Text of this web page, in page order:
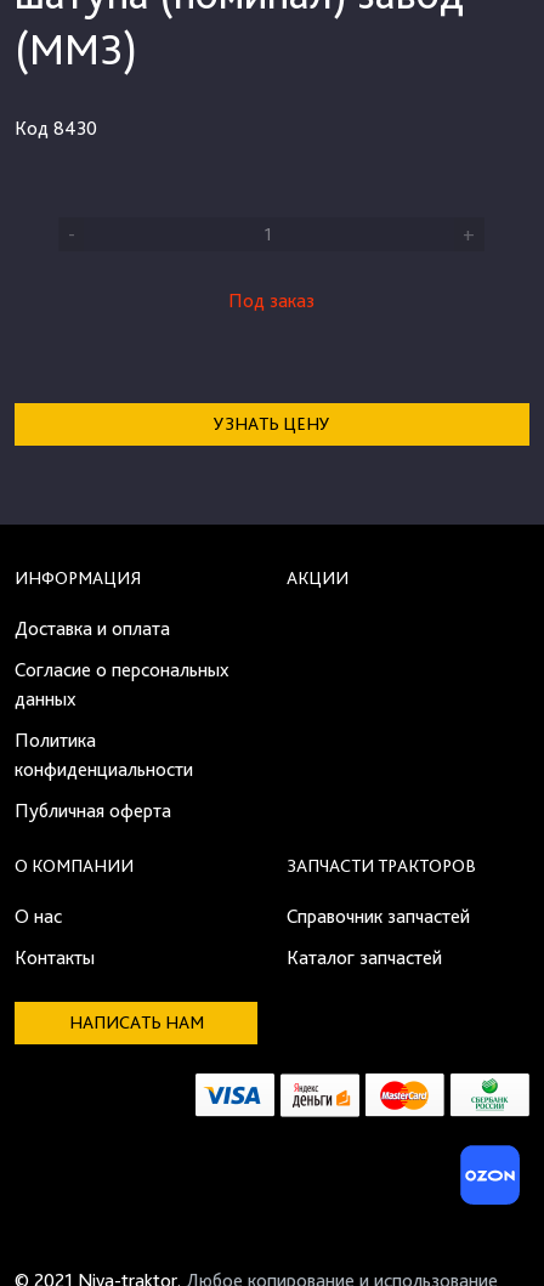
(ММЗ)
Код 8430
- +
Под заказ
УЗНАТЬ ЦЕНУ
ИНФОРМАЦИЯ
Доставка и оплата
Согласие о персональных
данных
Политика
конфиденциальности
Публичная оферта
АКЦИИ
О КОМПАНИИ
О нас
Контакты
ЗАПЧАСТИ ТРАКТОРОВ
Справочник запчастей
Каталог запчастей
НАПИСАТЬ НАМ
© 2021 Niva-traktor. Любое копирование и использование